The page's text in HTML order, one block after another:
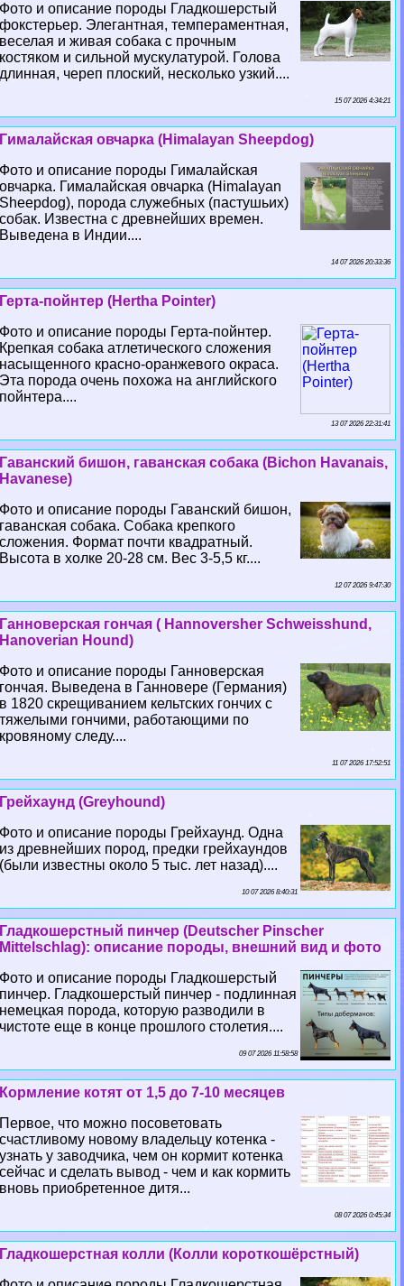
Фото и описание породы Гладкошерстый
фокстерьер. Элегантная, темпераментная,
веселая и живая собака с прочным
костяком и сильной мускулатурой. Голова
длинная, череп плоский, несколько узкий....
15 07 2026 4:34:21
Гималайская овчарка (Himalayan Sheepdog)
Фото и описание породы Гималайская
овчарка. Гималайская овчарка (Himalayan
Sheepdog), порода служебных (пастушьих)
собак. Известна с древнейших времен.
Выведена в Индии....
14 07 2026 20:33:36
Герта-пойнтер (Hertha Pointer)
Фото и описание породы Герта-пойнтер.
Крепкая собака атлетического сложения
насыщенного красно-оранжевого окраса.
Эта порода очень похожа на английского
пойнтера....
13 07 2026 22:31:41
Гаванский бишон, гаванская собака (Bichon Havanais,
Havanese)
Фото и описание породы Гаванский бишон,
гаванская собака. Собака крепкого
сложения. Формат почти квадратный.
Высота в холке 20-28 см. Вес 3-5,5 кг....
12 07 2026 9:47:30
Ганноверская гончая ( Hannoversher Schweisshund,
Hanoverian Hound)
Фото и описание породы Ганноверская
гончая. Выведена в Ганновере (Германия)
в 1820 скрещиванием кельтских гончих с
тяжелыми гончими, работающими по
кровяному следу....
11 07 2026 17:52:51
Грейхаунд (Greyhound)
Фото и описание породы Грейхаунд. Одна
из древнейших пород, предки грейхаундов
(были известны около 5 тыс. лет назад)....
10 07 2026 8:40:31
Гладкошерстный пинчер (Deutscher Pinscher
Mittelschlag): описание породы, внешний вид и фото
Фото и описание породы Гладкошерстый
пинчер. Гладкошерстый пинчер - подлинная
немецкая порода, которую разводили в
чистоте еще в конце прошлого столетия....
09 07 2026 11:58:58
Кормление котят от 1,5 до 7-10 месяцев
Первое, что можно посоветовать
счастливому новому владельцу котенка -
узнать у заводчика, чем он кормит котенка
сейчас и сделать вывод - чем и как кормить
вновь приобретенное дитя...
08 07 2026 0:45:34
Гладкошерстная колли (Колли короткошёрстный)